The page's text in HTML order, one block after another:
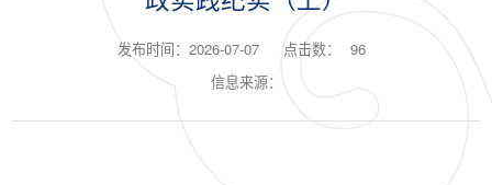
发布时间：2026-07-07 点击数：
96
信息来源：